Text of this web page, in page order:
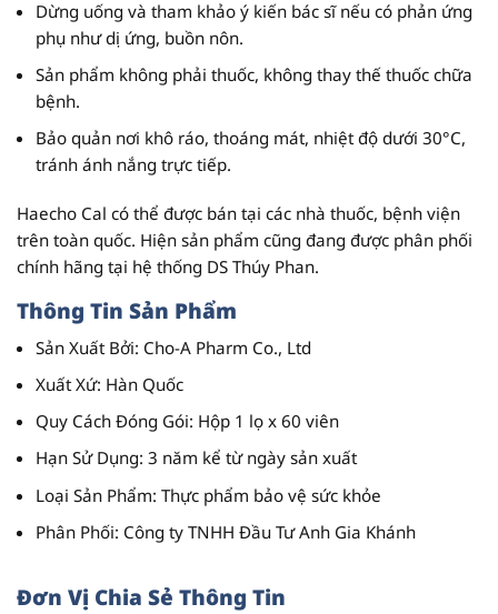
Dừng uống và tham khảo ý kiến bác sĩ nếu có phản ứng
phụ như dị ứng, buồn nôn.
Sản phẩm không phải thuốc, không thay thế thuốc chữa
bệnh.
Bảo quản nơi khô ráo, thoáng mát, nhiệt độ dưới 30°C,
tránh ánh nắng trực tiếp.
Haecho Cal có thể được bán tại các nhà thuốc, bệnh viện
trên toàn quốc. Hiện sản phẩm cũng đang được phân phối
chính hãng tại hệ thống DS Thúy Phan.
Thông Tin Sản Phẩm
Sản Xuất Bởi: Cho-A Pharm Co., Ltd
Xuất Xứ: Hàn Quốc
Quy Cách Đóng Gói: Hộp 1 lọ x 60 viên
Hạn Sử Dụng: 3 năm kể từ ngày sản xuất
Loại Sản Phẩm: Thực phẩm bảo vệ sức khỏe
Phân Phối: Công ty TNHH Đầu Tư Anh Gia Khánh
Đơn Vị Chia Sẻ Thông Tin